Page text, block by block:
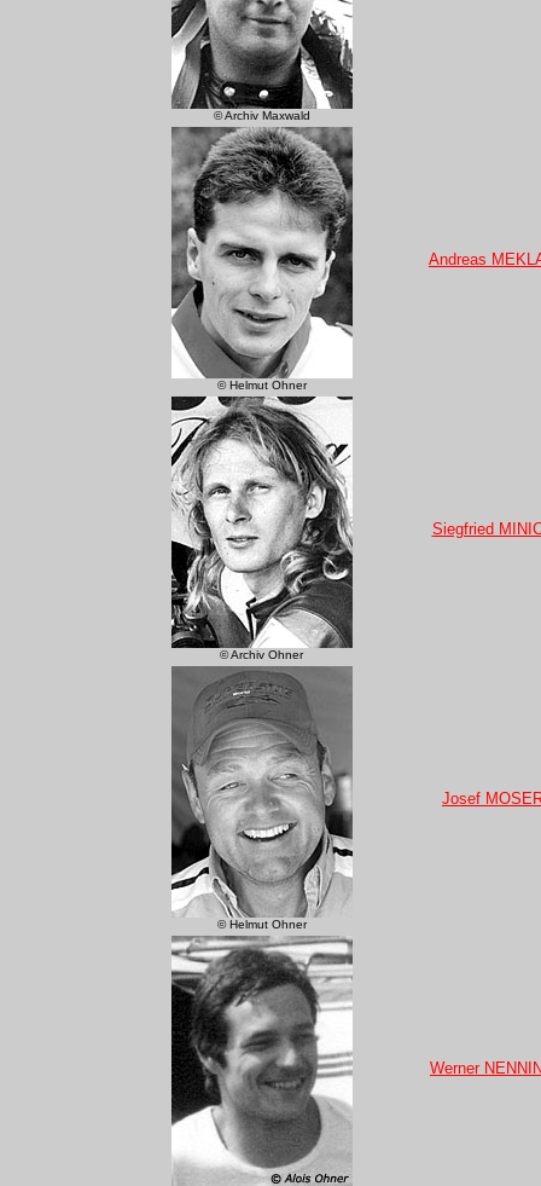
© Archiv Maxwald
© Helmut Ohner
Andreas
© Archiv Ohner
Siegfried
© Helmut Ohner
Josef
Werner